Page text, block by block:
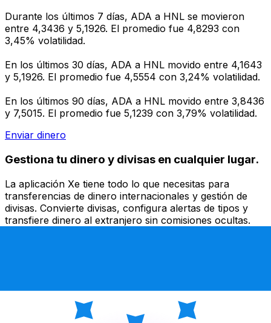
Durante los últimos 7 días, ADA a HNL se movieron
entre 4,3436 y 5,1926. El promedio fue 4,8293 con
3,45% volatilidad.
En los últimos 30 días, ADA a HNL movido entre 4,1643
y 5,1926. El promedio fue 4,5554 con 3,24% volatilidad.
En los últimos 90 días, ADA a HNL movido entre 3,8436
y 7,5015. El promedio fue 5,1239 con 3,79% volatilidad.
Enviar dinero
Gestiona tu dinero y divisas en cualquier lugar.
La aplicación Xe tiene todo lo que necesitas para
transferencias de dinero internacionales y gestión de
divisas. Convierte divisas, configura alertas de tipos y
transfiere dinero al extranjero sin comisiones ocultas.